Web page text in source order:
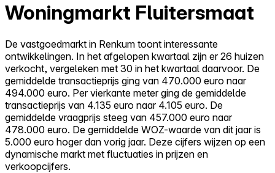
Woningmarkt Fluitersmaat
De vastgoedmarkt in Renkum toont interessante
ontwikkelingen. In het afgelopen kwartaal zijn er 26 huizen
verkocht, vergeleken met 30 in het kwartaal daarvoor. De
gemiddelde transactieprijs ging van 470.000 euro naar
494.000 euro. Per vierkante meter ging de gemiddelde
transactieprijs van 4.135 euro naar 4.105 euro. De
gemiddelde vraagprijs steeg van 457.000 euro naar
478.000 euro. De gemiddelde WOZ-waarde van dit jaar is
5.000 euro hoger dan vorig jaar. Deze cijfers wijzen op een
dynamische markt met fluctuaties in prijzen en
verkoopcijfers.